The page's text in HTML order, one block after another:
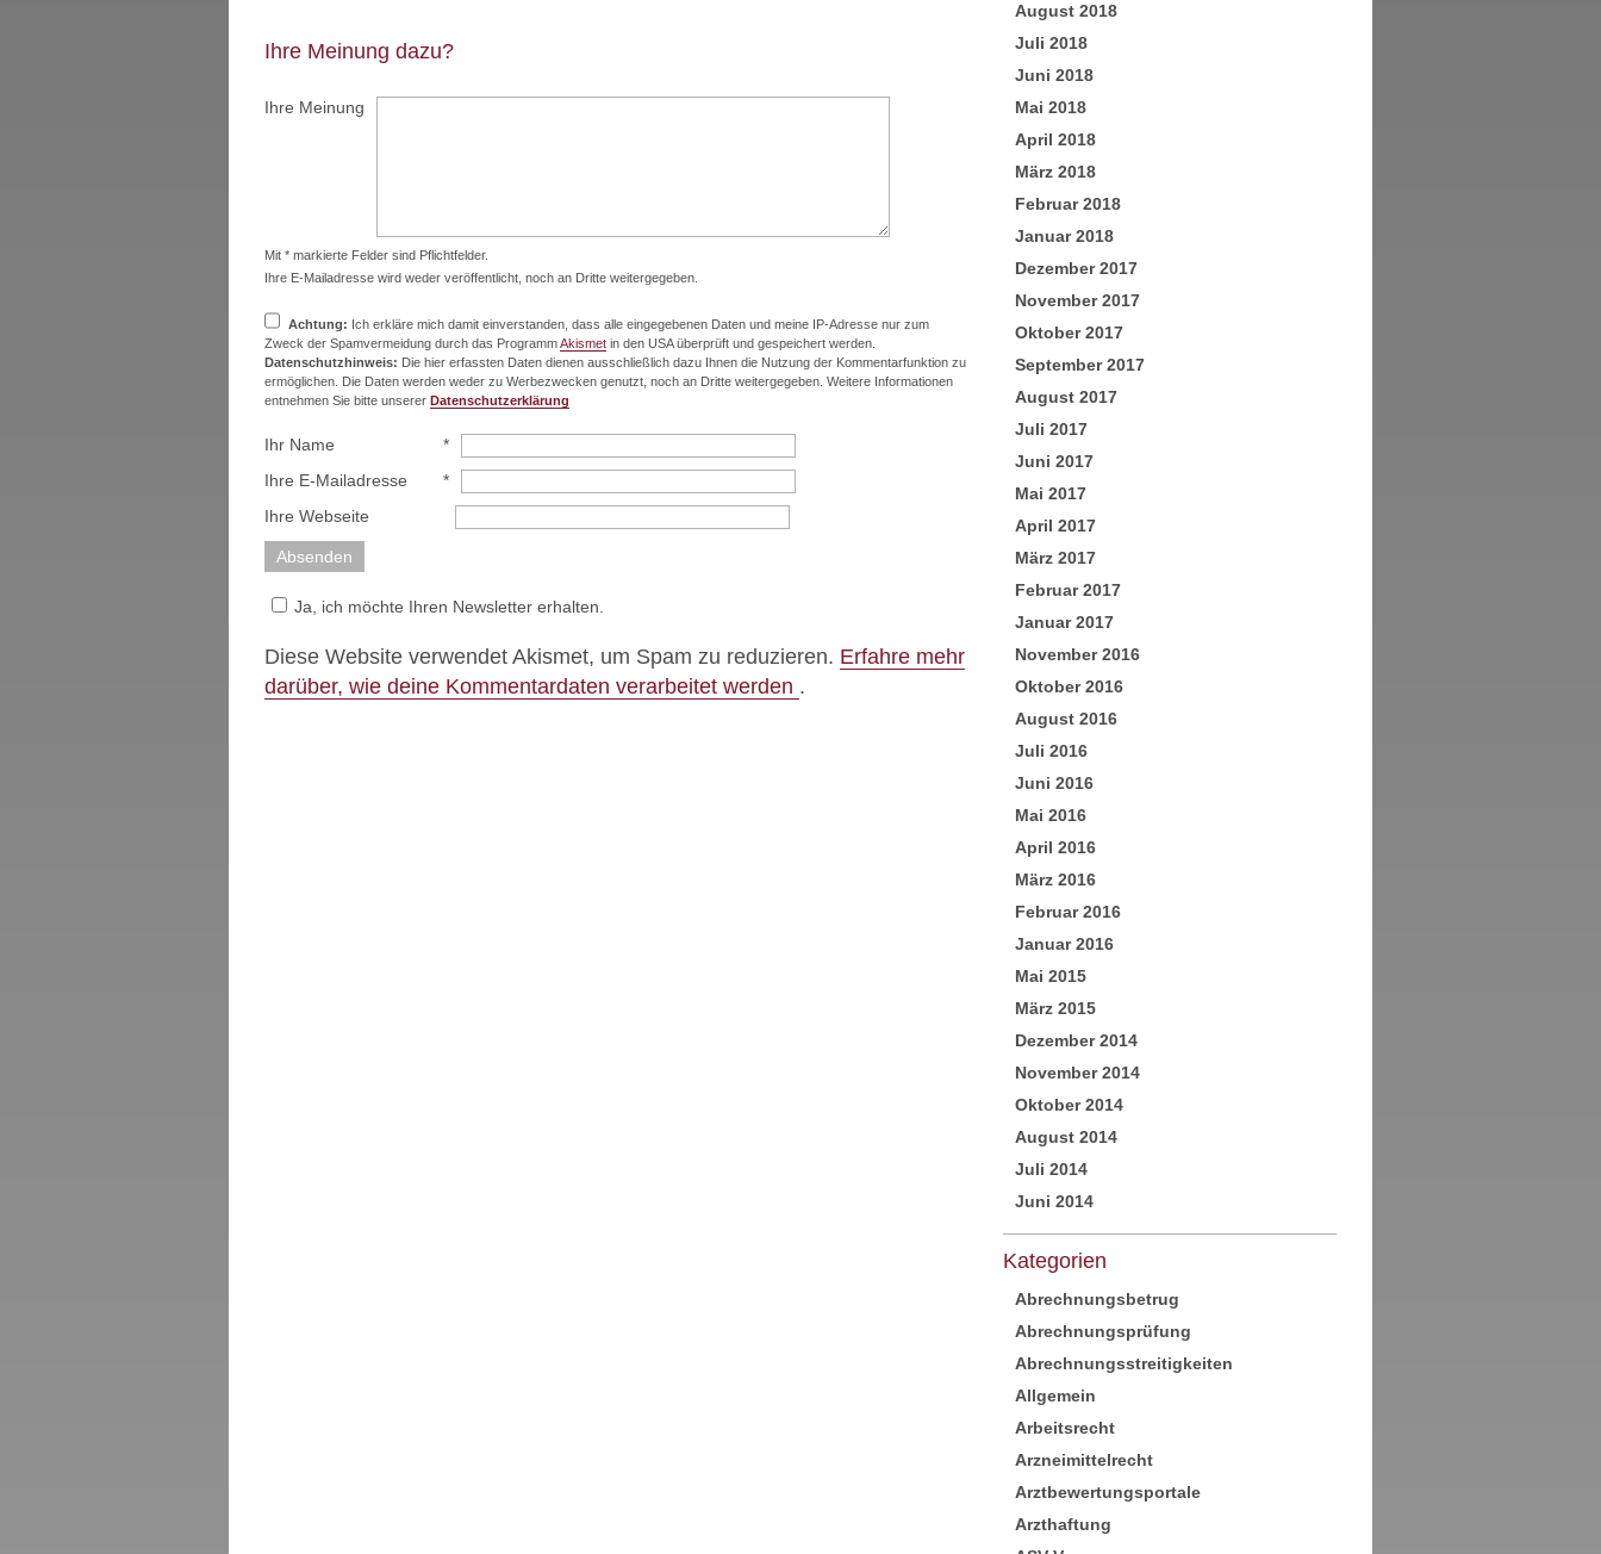
Ihre Meinung dazu?
Ihre Meinung
Mit * markierte Felder sind Pflichtfelder.
Ihre E-Mailadresse wird weder veröffentlicht, noch an Dritte weitergegeben.
Achtung: Ich erkläre mich damit einverstanden, dass alle eingegebenen Daten und meine IP-Adresse nur zum
Zweck der Spamvermeidung durch das ProgrammAkismet in den USA überprüft und gespeichert werden.
Datenschutzhinweis: Die hier erfassten Daten dienen ausschließlich dazu Ihnen die Nutzung der Kommentarfunktion zu
ermöglichen. Die Daten werden weder zu Werbezwecken genutzt, noch an Dritte weitergegeben. Weitere Informationen
entnehmen Sie bitte unserer Datenschutzerklärung
Ihr Name
*
Ihre E-Mailadresse
*
Ihre Webseite
Ja, ich möchte Ihren Newsletter erhalten.
Diese Website verwendet Akismet, um Spam zu reduzieren. Erfahre mehr
darüber, wie deine Kommentardaten verarbeitet werden .
August 2018
Juli 2018
Juni 2018
Mai 2018
April 2018
März 2018
Februar 2018
Januar 2018
Dezember 2017
November 2017
Oktober 2017
September 2017
August 2017
Juli 2017
Juni 2017
Mai 2017
April 2017
März 2017
Februar 2017
Januar 2017
November 2016
Oktober 2016
August 2016
Juli 2016
Juni 2016
Mai 2016
April 2016
März 2016
Februar 2016
Januar 2016
Mai 2015
März 2015
Dezember 2014
November 2014
Oktober 2014
August 2014
Juli 2014
Juni 2014
Kategorien
Abrechnungsbetrug
Abrechnungsprüfung
Abrechnungsstreitigkeiten
Allgemein
Arbeitsrecht
Arzneimittelrecht
Arztbewertungsportale
Arzthaftung